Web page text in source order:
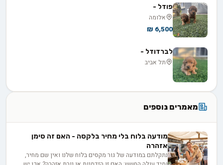
פודל -
אלומה
6,500 ₪
לברדודל -
תל אביב
מאמרים נוספים
מודעה בלוח בלי מחיר בלקסה - האם זה סימן
אזהרה
נתקלתם במודעה של גור מקסים בלוח שלנו ואין שם מחיר,